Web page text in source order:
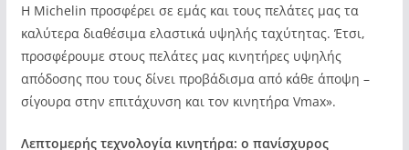
Η Michelin προσφέρει σε εμάς και τους πελάτες μας τα
καλύτερα διαθέσιμα ελαστικά υψηλής ταχύτητας. Έτσι,
προσφέρουμε στους πελάτες μας κινητήρες υψηλής
απόδοσης που τους δίνει προβάδισμα από κάθε άποψη –
σίγουρα στην επιτάχυνση και τον κινητήρα Vmax».
Λεπτομερής τεχνολογία κινητήρα: ο πανίσχυρος